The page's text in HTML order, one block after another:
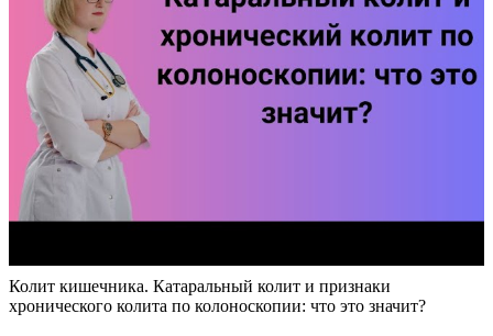
Колит кишечника. Катаральный колит и признаки
хронического колита по колоноскопии: что это значит?